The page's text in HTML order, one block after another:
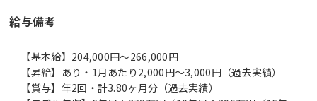
給与備考
【基本給】204,000円～266,000円
【昇給】あり・1月あたり2,000円～3,000円（過去実績）
【賞与】年2回・計3.80ヶ月分（過去実績）